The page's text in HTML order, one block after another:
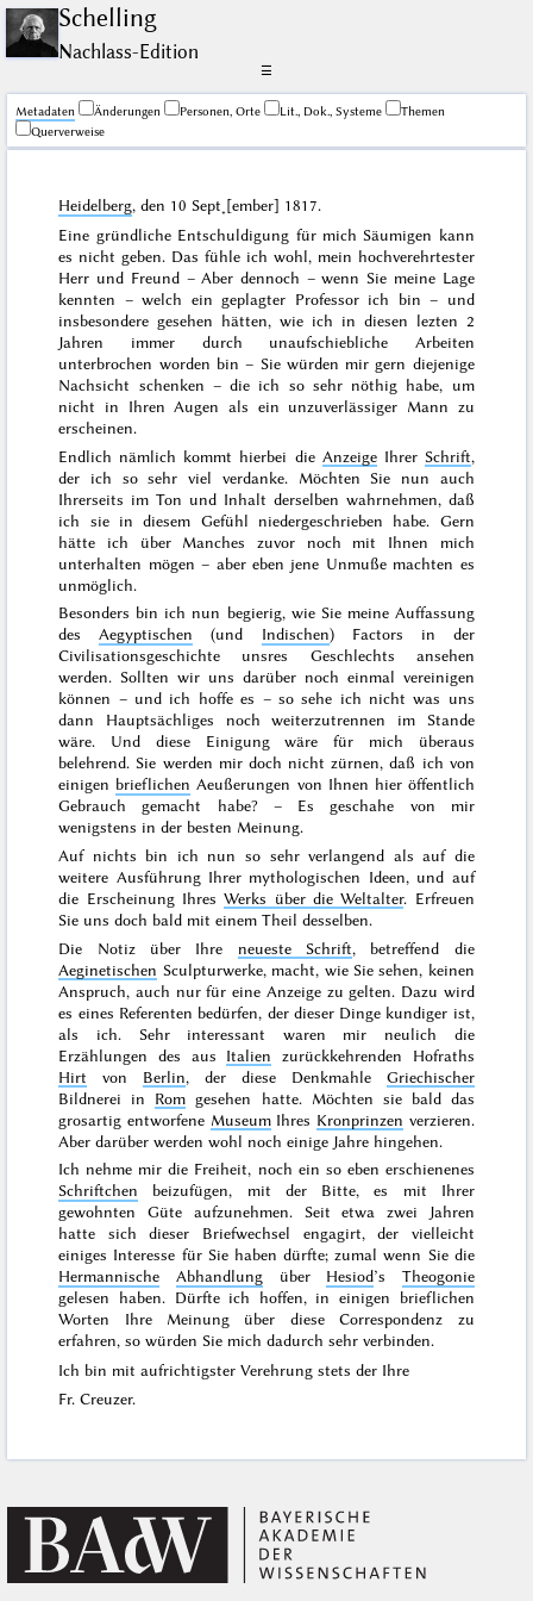
Schelling
Nachlass-Edition
☰
Me­ta­da­ten Änderungen Personen, Orte Lit., Dok., Systeme
Themen
Querverweise
Heidelberg, den 10 Sept˖[ember] 1817.
Eine gründliche Entschuldigung für mich Säumigen kann
es nicht geben. Das fühle ich wohl, mein hochverehrtester
Herr und Freund – Aber dennoch – wenn Sie meine Lage
kennten – welch ein geplagter Professor ich bin – und
insbesondere gesehen hätten, wie ich in diesen lezten 2
Jahren immer durch unaufschiebliche Arbeiten
unterbrochen worden bin – Sie würden mir gern diejenige
Nachsicht schenken – die ich so sehr nöthig habe, um
nicht in Ihren Augen als ein unzuverlässiger Mann zu
erscheinen.
Endlich nämlich kommt hierbei die AnzeigeIhrer Schrift,
der ich so sehr viel verdanke. Möchten Sie nun auch
Ihrerseits im Ton und Inhalt derselben wahrnehmen, daß
ich sie in diesem Gefühl niedergeschrieben habe. Gern
hätte ich über Manches zuvor noch mit Ihnen mich
unterhalten mögen – aber eben jene Unmuße machten es
unmöglich.
Besonders bin ich nun begierig, wie Sie meine Auffassung
desAegyptischen (und Indischen) Factors in der
Civilisationsgeschichte unsres Geschlechts ansehen
werden. Sollten wir uns darüber noch einmal vereinigen
können – und ich hoffe es – so sehe ich nicht was uns
dann Hauptsächliges noch weiterzutrennen im Stande
wäre. Und diese Einigung wäre für mich überaus
belehrend. Sie werden mir doch nicht zürnen, daß ich von
einigen brieflichen Aeußerungen von Ihnen hier öffentlich
Gebrauch gemacht habe? – Es geschahe von mir
wenigstens in der besten Meinung.
Auf nichts bin ich nun so sehr verlangend als auf die
weitere Ausführung Ihrer mythologischen Ideen, und auf
die Erscheinung IhresWerks über die Weltalter. Erfreuen
Sie uns doch bald mit einem Theil desselben.
Die Notizüber Ihre neueste Schrift, betreffend die
Aeginetischen Sculpturwerke, macht, wie Sie sehen, keinen
Anspruch, auch nur für eine Anzeigezu gelten. Dazu wird
es eines Referenten bedürfen, der dieser Dinge kundiger ist,
als ich. Sehr interessant waren mir neulich die
Erzählungen des aus Italien zurückkehrenden Hofraths
Hirt von Berlin, der diese Denkmahle Griechischer
Bildnerei in Rom gesehen hatte. Möchten sie bald das
grosartig entworfene MuseumIhres Kronprinzen verzieren.
Aber darüber werden wohl noch einige Jahre hingehen.
Ich nehme mir die Freiheit, noch ein so eben erschienenes
Schriftchen beizufügen, mit der Bitte, es mit Ihrer
gewohnten Güte aufzunehmen. Seit etwa zwei Jahren
hatte sich dieser Briefwechsel engagirt, der vielleicht
einiges Interesse für Sie haben dürfte; zumal wenn Sie die
Hermannische
Abhandlungüber Hesiod’s Theogonie
gelesen haben. Dürfte ich hoffen, in einigen brieflichen
Worten Ihre Meinung über diese Correspondenz zu
erfahren, so würden Sie mich dadurch sehr verbinden.
Ich bin mit aufrichtigster Verehrung stets der Ihre
Fr. Creuzer.